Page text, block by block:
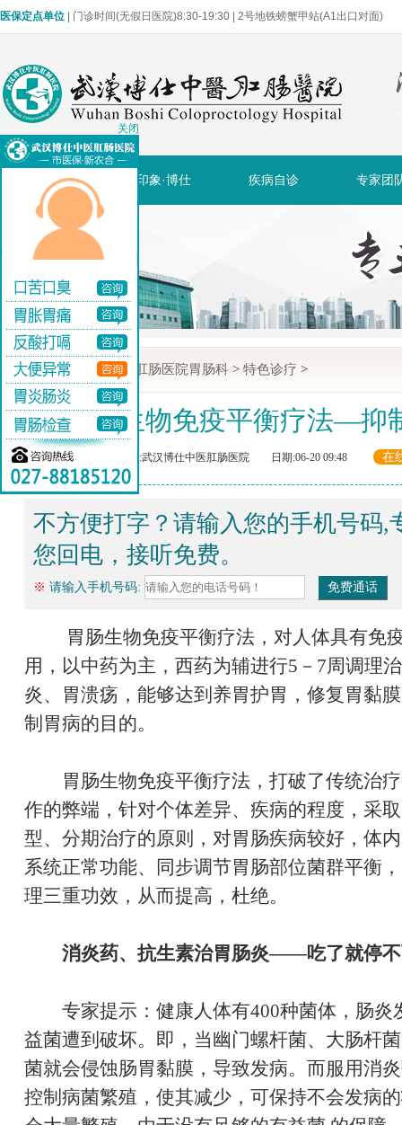
医保定点单位 | 门诊时间(无假日医院)8:30-19:30 | 2号地铁螃蟹甲站(A1出口对面)
网站首页 印象·博仕 疾病自诊 专家团
当前位置: 武汉博仕肛肠医院胃肠科 > 特色诊疗 >
胃肠生物免疫平衡疗法—抑
来源:武汉博仕中医肛肠医院 日期:06-20 09:48 在
不方便打字？请输入您的手机号码,
您回电，接听免费。
※ 请输入手机号码:
胃肠生物免疫平衡疗法，对人体具有免
用，以中药为主，西药为辅进行5－7周调理
炎、胃溃疡，能够达到养胃护胃，修复胃黏
制胃病的目的。
胃肠生物免疫平衡疗法，打破了传统治疗
作的弊端，针对个体差异、疾病的程度，采
型、分期治疗的原则，对胃肠疾病较好，体
系统正常功能、同步调节胃肠部位菌群平衡
理三重功效，从而提高，杜绝。
消炎药、抗生素治胃肠炎——吃了就停
专家提示：健康人体有400种菌体，肠炎
益菌遭到破坏。即，当幽门螺杆菌、大肠杆
菌就会侵蚀肠胃黏膜，导致发病。而服用消
控制病菌繁殖，使其减少，可保持不会发病
关闭